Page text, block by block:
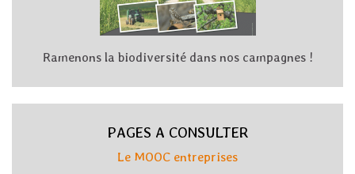
Ramenons la biodiversité dans nos campagnes !
PAGES A CONSULTER
Le MOOC entreprises